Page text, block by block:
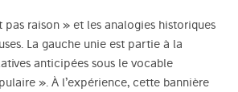
pas raison » et les analogies historiques
La gauche unie est partie à la
anticipées sous le vocable
». À l’expérience, cette bannière